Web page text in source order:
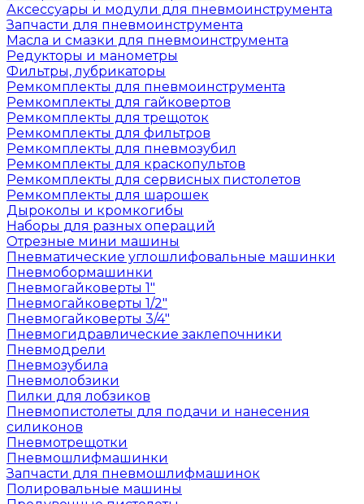
Аксессуары и модули для пневмоинструмента
Запчасти для пневмоинструмента
Масла и смазки для пневмоинструмента
Редукторы и манометры
Фильтры, лубрикаторы
Ремкомплекты для пневмоинструмента
Ремкомплекты для гайковертов
Ремкомплекты для трещоток
Ремкомплекты для фильтров
Ремкомплекты для пневмозубил
Ремкомплекты для краскопультов
Ремкомплекты для сервисных пистолетов
Ремкомплекты для шарошек
Дыроколы и кромкогибы
Наборы для разных операций
Отрезные мини машины
Пневматические углошлифовальные машинки
Пневмобормашинки
Пневмогайковерты 1"
Пневмогайковерты 1/2"
Пневмогайковерты 3/4"
Пневмогидравлические заклепочники
Пневмодрели
Пневмозубила
Пневмолобзики
Пилки для лобзиков
Пневмопистолеты для подачи и нанесения
силиконов
Пневмотрещотки
Пневмошлифмашинки
Запчасти для пневмошлифмашинок
Полировальные машины